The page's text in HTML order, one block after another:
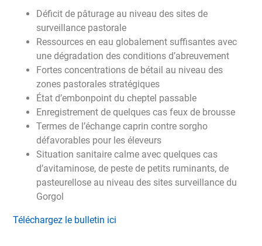
Déficit de pâturage au niveau des sites de
surveillance pastorale
Ressources en eau globalement suffisantes avec
une dégradation des conditions d’abreuvement
Fortes concentrations de bétail au niveau des
zones pastorales stratégiques
État d’embonpoint du cheptel passable
Enregistrement de quelques cas feux de brousse
Termes de l’échange caprin contre sorgho
défavorables pour les éleveurs
Situation sanitaire calme avec quelques cas
d’avitaminose, de peste de petits ruminants, de
pasteurellose au niveau des sites surveillance du
Gorgol
Téléchargez le bulletin ici